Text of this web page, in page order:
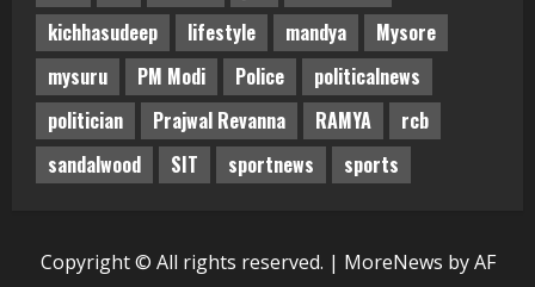
kichhasudeep
lifestyle mandya
Mysore
mysuru
PM Modi Police
politicalnews
politician
Prajwal Revanna RAMYA
rcb
sandalwood
SIT sportnews sports
Copyright © All rights reserved. | MoreNews by AF